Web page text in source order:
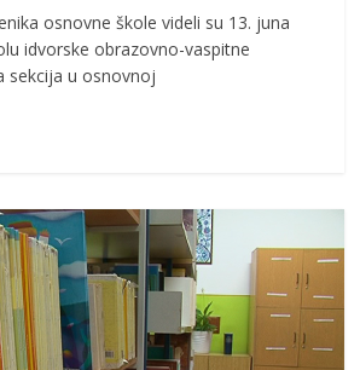
osnovne škole videli su 13. juna
idvorske obrazovno-vaspitne
sekcija u osnovnoj